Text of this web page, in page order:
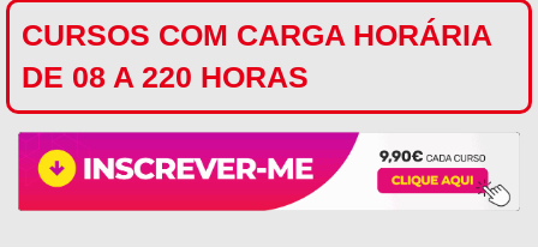
CURSOS COM CARGA HORÁRIA
DE 08 A 220 HORAS